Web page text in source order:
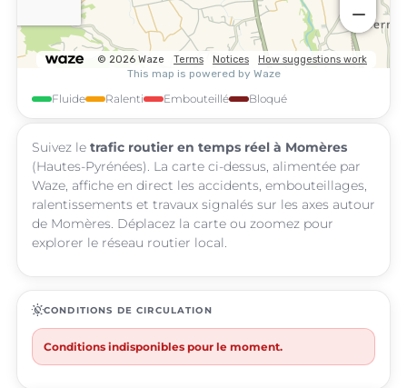
Fluide Ralenti Embouteillé Bloqué
Suivez le trafic routier en temps réel à Momères
(Hautes-Pyrénées). La carte ci-dessus, alimentée par
Waze, affiche en direct les accidents, embouteillages,
ralentissements et travaux signalés sur les axes autour
de Momères. Déplacez la carte ou zoomez pour
explorer le réseau routier local.
routineCONDITIONS DE CIRCULATION
Conditions indisponibles pour le moment.